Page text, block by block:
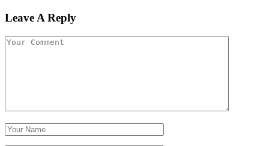
Leave A Reply